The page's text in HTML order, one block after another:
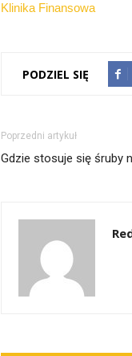
Klinika Finansowa
PODZIEL SIĘ
Poprzedni artykuł
Gdzie stosuje się śruby